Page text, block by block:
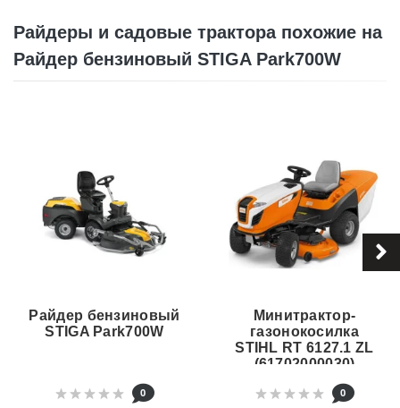
Райдеры и садовые трактора похожие на
Райдер бензиновый STIGA Park700W
Райдер бензиновый
STIGA Park700W
0
Минитрактор-
газонокосилка
STIHL RT 6127.1 ZL
(61702000030)
0